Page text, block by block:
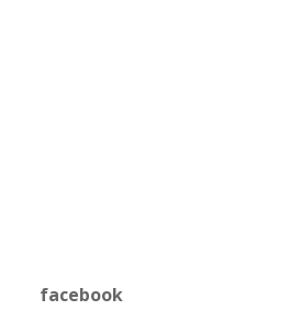
facebook